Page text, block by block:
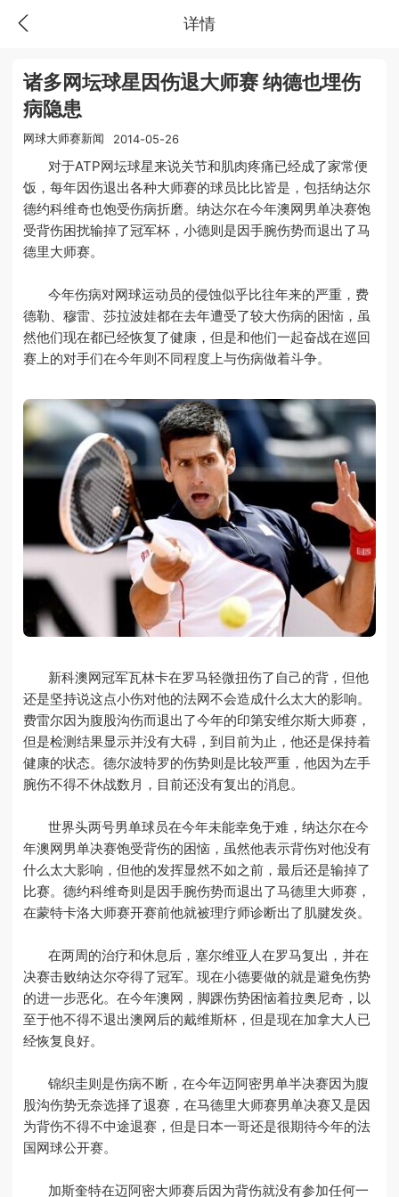
详情
诸多网坛球星因伤退大师赛 纳德也埋伤
病隐患
网球大师赛新闻 2014-05-26
对于ATP网坛球星来说关节和肌肉疼痛已经成了家常便
饭，每年因伤退出各种大师赛的球员比比皆是，包括纳达尔
德约科维奇也饱受伤病折磨。纳达尔在今年澳网男单决赛饱
受背伤困扰输掉了冠军杯，小德则是因手腕伤势而退出了马
德里大师赛。
今年伤病对网球运动员的侵蚀似乎比往年来的严重，费
德勒、穆雷、莎拉波娃都在去年遭受了较大伤病的困恼，虽
然他们现在都已经恢复了健康，但是和他们一起奋战在巡回
赛上的对手们在今年则不同程度上与伤病做着斗争。
新科澳网冠军瓦林卡在罗马轻微扭伤了自己的背，但他
还是坚持说这点小伤对他的法网不会造成什么太大的影响。
费雷尔因为腹股沟伤而退出了今年的印第安维尔斯大师赛，
但是检测结果显示并没有大碍，到目前为止，他还是保持着
健康的状态。德尔波特罗的伤势则是比较严重，他因为左手
腕伤不得不休战数月，目前还没有复出的消息。
世界头两号男单球员在今年未能幸免于难，纳达尔在今
年澳网男单决赛饱受背伤的困恼，虽然他表示背伤对他没有
什么太大影响，但他的发挥显然不如之前，最后还是输掉了
比赛。德约科维奇则是因手腕伤势而退出了马德里大师赛，
在蒙特卡洛大师赛开赛前他就被理疗师诊断出了肌腱发炎。
在两周的治疗和休息后，塞尔维亚人在罗马复出，并在
决赛击败纳达尔夺得了冠军。现在小德要做的就是避免伤势
的进一步恶化。在今年澳网，脚踝伤势困恼着拉奥尼奇，以
至于他不得不退出澳网后的戴维斯杯，但是现在加拿大人已
经恢复良好。
锦织圭则是伤病不断，在今年迈阿密男单半决赛因为腹
股沟伤势无奈选择了退赛，在马德里大师赛男单决赛又是因
为背伤不得不中途退赛，但是日本一哥还是很期待今年的法
国网球公开赛。
加斯奎特在迈阿密大师赛后因为背伤就没有参加任何一